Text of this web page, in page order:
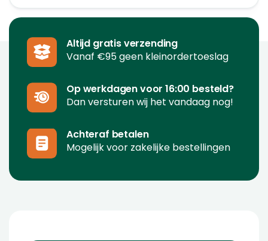
Altijd gratis verzending
Vanaf €95 geen kleinordertoeslag
Op werkdagen voor 16:00 besteld?
Dan versturen wij het vandaag nog!
Achteraf betalen
Mogelijk voor zakelijke bestellingen